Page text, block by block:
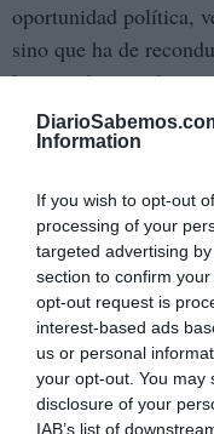
Information
If you wish to opt-out
processing of your
targeted advertising
section to confirm
opt-out request is
interest-based ads
us or personal
your opt-out. You may
disclosure of your
IAB’s list of
oportunidad política,
sino que ha de
los que destaca de
Cortes Generales,
democrática derivada
“Desde esta óptica,
relevante
mayor capacidad de
marco del proceso
su designación
dirección letrada
concluye.